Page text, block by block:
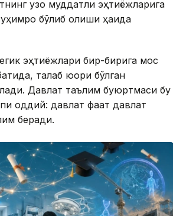
узоқ муддатли эҳтиёжларига
бўлиб қолиши ҳақида
эҳтиёжлари бир-бирига мос
талаб юқори бўлган
Давлат таълим буюртмаси бу
оддий: давлат фақат давлат
беради.